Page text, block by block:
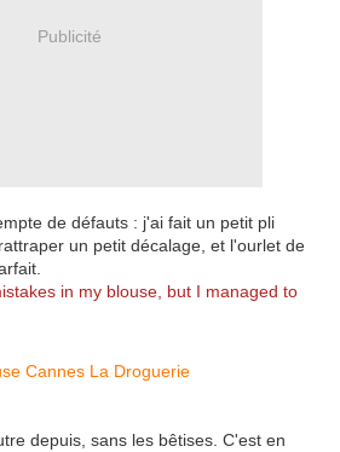
Publicité
de défauts : j'ai fait un petit pli
un petit décalage, et l'ourlet de
in my blouse, but I managed to
depuis, sans les bêtises. C'est en